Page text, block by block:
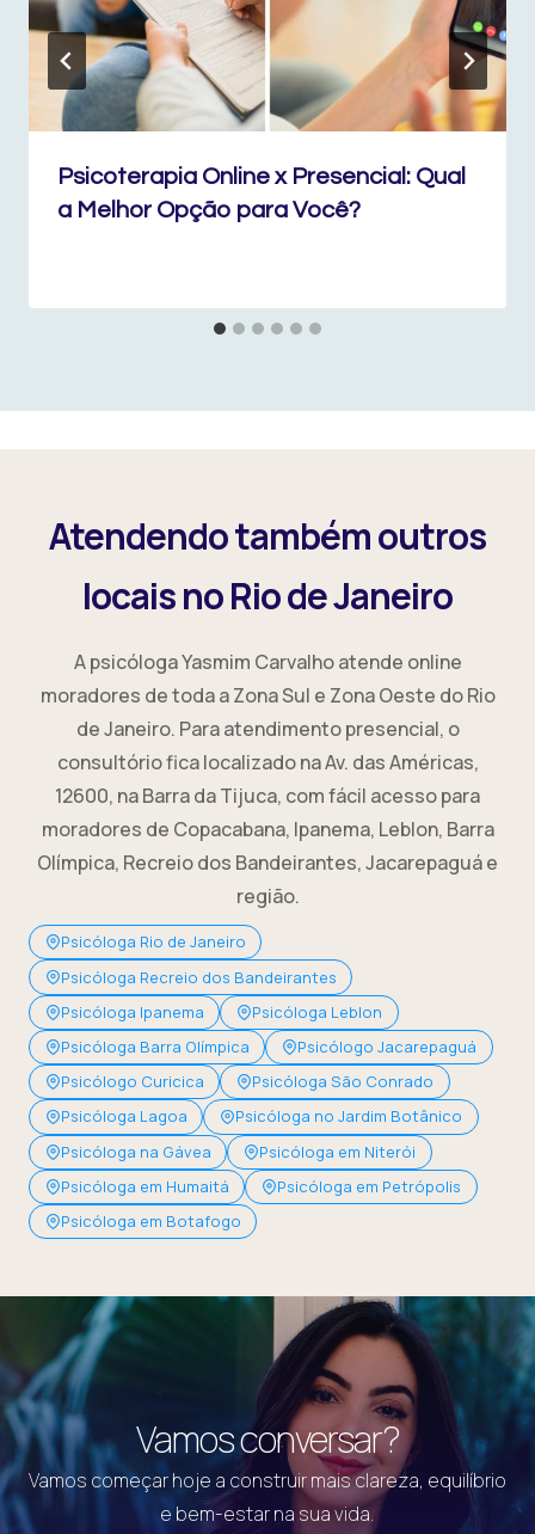
Psicoterapia Online x Presencial: Qual
a Melhor Opção para Você?
Atendendo também outros
locais no Rio de Janeiro
A psicóloga Yasmim Carvalho atende online
moradores de toda a Zona Sul e Zona Oeste do Rio
de Janeiro. Para atendimento presencial, o
consultório fica localizado na Av. das Américas,
12600, na Barra da Tijuca, com fácil acesso para
moradores de Copacabana, Ipanema, Leblon, Barra
Olímpica, Recreio dos Bandeirantes, Jacarepaguá e
região.
Psicóloga Rio de Janeiro
Psicóloga Recreio dos Bandeirantes
Psicóloga Ipanema
Psicóloga Leblon
Psicóloga Barra Olímpica
Psicólogo Jacarepaguá
Psicólogo Curicica
Psicóloga São Conrado
Psicóloga Lagoa
Psicóloga no Jardim Botânico
Psicóloga na Gávea
Psicóloga em Niterói
Psicóloga em Humaitá
Psicóloga em Petrópolis
Psicóloga em Botafogo
Vamos conversar?
Vamos começar hoje a construir mais clareza, equilíbrio
e bem-estar na sua vida.